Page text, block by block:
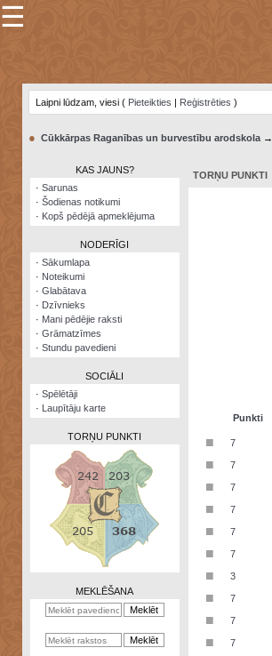
×
Šodienas
notikumi
Visatcera
almanahs
Arhīvs
Zināšanu
☰
Laipni lūdzam, viesi ( Pieteikties | Reģistrēties )
● Cūkkārpas Raganības un burvestību arodskola→
KAS JAUNS?
· Sarunas
· Šodienas notikumi
· Kopš pēdējā apmeklējuma
NODERĪGI
· Sākumlapa
· Noteikumi
· Glabātava
· Dzīvnieks
· Mani pēdējie raksti
· Grāmatzīmes
· Stundu pavedieni
SOCIĀLI
· Spēlētāji
· Laupītāju karte
TORŅU PUNKTI
MEKLĒŠANA
TORŅU PUNKTI
Punkti
■ 7
■ 7
■ 7
■ 7
■ 7
■ 7
■ 3
■ 7
■ 7
■ 7